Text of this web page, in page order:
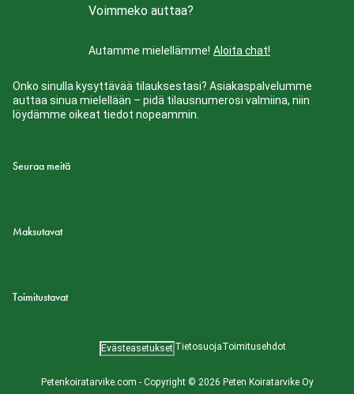
Voimmeko auttaa?
Autamme mielellämme! Aloita chat!
Onko sinulla kysyttävää tilauksestasi? Asiakaspalvelumme
auttaa sinua mielellään – pidä tilausnumerosi valmiina, niin
löydämme oikeat tiedot nopeammin.
Seuraa meitä
Maksutavat
Toimitustavat
Petenkoiratarvike.com - Copyright © 2026 Peten Koiratarvike Oy
Evästeasetukset TietosuojaToimitusehdot